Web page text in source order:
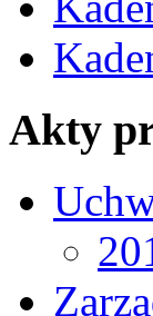
Akty